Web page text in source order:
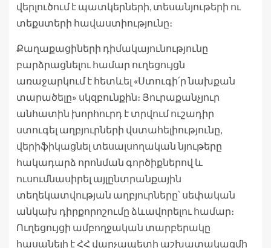
վերլուծում է պատկերների, տեսանյութերի ու
տեքստերի հավաստիությունը։
Քաղաքացիների դիմակայունությունը
բարձրացնելու համար ուղեցույցն
առաջարկում է հետևել «Ստուգի՛ր նախքան
տարածելը» սկզբունքին։ Յուրաքանչյուր
անհատին խորհուրդ է տրվում ուշադիր
ստուգել աղբյուրների վստահելիությունը,
վերիֆիկացնել տեսալսողական նյութերը
հակադարձ որոնման գործիքներով և
ուսումնասիրել այլընտրանքային
տեղեկատվության աղբյուրները՝ սեփական
անկախ դիրքորոշումը ձևավորելու համար։
Ուղեցույցի ամբողջական տարբերակը
հասանելի է ՀՀ վարչապետի աշխատակազմի